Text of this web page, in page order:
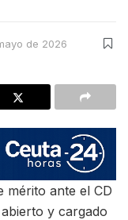
de 2026
mérito ante el CD
y cargado